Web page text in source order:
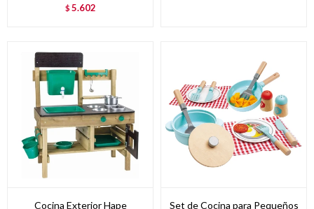
$5.602
Cocina Exterior Hape
Set de Cocina para Pequeños